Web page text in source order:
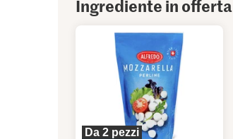
Ingrediente in offerta
Da 2 pezzi